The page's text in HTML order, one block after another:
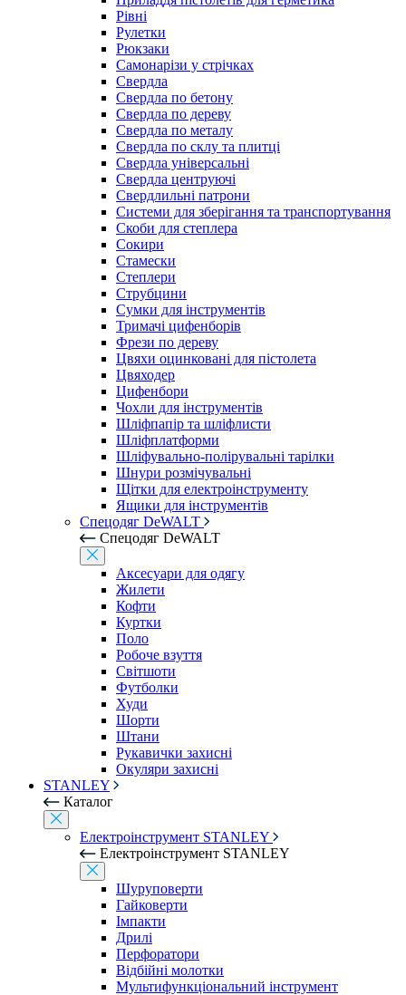
Рівні
Рулетки
Рюкзаки
Самонарізи у стрічках
Свердла
Свердла по бетону
Свердла по дереву
Свердла по металу
Свердла по склу та плитці
Свердла універсальні
Свердла центруючі
Свердлильні патрони
Системи для зберігання та транспортування
Скоби для степлера
Сокири
Стамески
Степлери
Струбцини
Сумки для інструментів
Тримачі цифенборів
Фрези по дереву
Цвяхи оцинковані для пістолета
Цвяходер
Цифенбори
Чохли для інструментів
Шліфпапір та шліфлисти
Шліфплатформи
Шліфувально-полірувальні тарілки
Шнури розмічувальні
Щітки для електроінструменту
Ящики для інструментів
Спецодяг DeWALT
Спецодяг DeWALT
Аксесуари для одягу
Жилети
Кофти
Куртки
Поло
Робоче взуття
Світшоти
Футболки
Худи
Шорти
Штани
Рукавички захисні
Окуляри захисні
STANLEY
Каталог
Електроінструмент STANLEY
Електроінструмент STANLEY
Шуруповерти
Гайковерти
Імпакти
Дрилі
Перфоратори
Відбійні молотки
Мультифункціональний інструмент